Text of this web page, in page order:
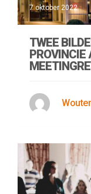
7 oktober 2022
TWEE
PROVINCIE